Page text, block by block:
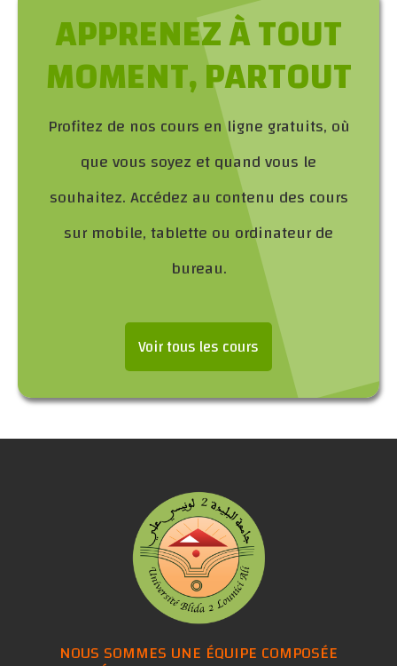
APPRENEZ À TOUT
MOMENT, PARTOUT
Profitez de nos cours en ligne gratuits, où
que vous soyez et quand vous le
souhaitez. Accédez au contenu des cours
sur mobile, tablette ou ordinateur de
bureau.
Voir tous les cours
NOUS SOMMES UNE ÉQUIPE COMPOSÉE